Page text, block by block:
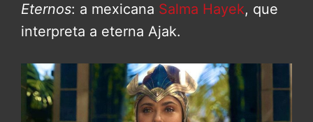
Eternos: a mexicana Salma Hayek, que
interpreta a eterna Ajak.